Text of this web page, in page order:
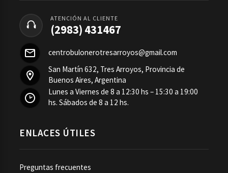
ATENCIÓN AL CLIENTE
(2983) 431467
centrobulonerotresarroyos@gmail.com
San Martín 632, Tres Arroyos, Provincia de
Buenos Aires, Argentina
Lunes a Viernes de 8 a 12:30 hs – 15:30 a 19:00
hs. Sábados de 8 a 12 hs.
ENLACES ÚTILES
Preguntas frecuentes